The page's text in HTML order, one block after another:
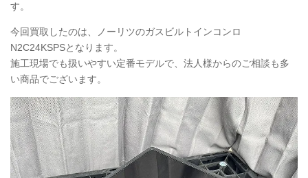
す。
今回買取したのは、ノーリツのガスビルトインコンロ
N2C24KSPSとなります。
施工現場でも扱いやすい定番モデルで、法人様からのご相談も多
い商品でございます。